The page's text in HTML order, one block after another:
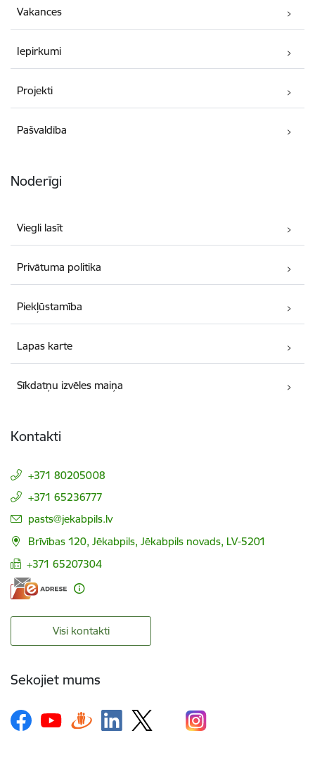
Vakances
Iepirkumi
Projekti
Pašvaldība
Noderīgi
Viegli lasīt
Privātuma politika
Piekļūstamība
Lapas karte
Sīkdatņu izvēles maiņa
Kontakti
+371 80205008
+371 65236777
E-pasts:
pasts@jekabpils.lv
Brīvības 120, Jēkabpils, Jēkabpils novads, LV-5201
+371 65207304
Visi kontakti
Sekojiet mums